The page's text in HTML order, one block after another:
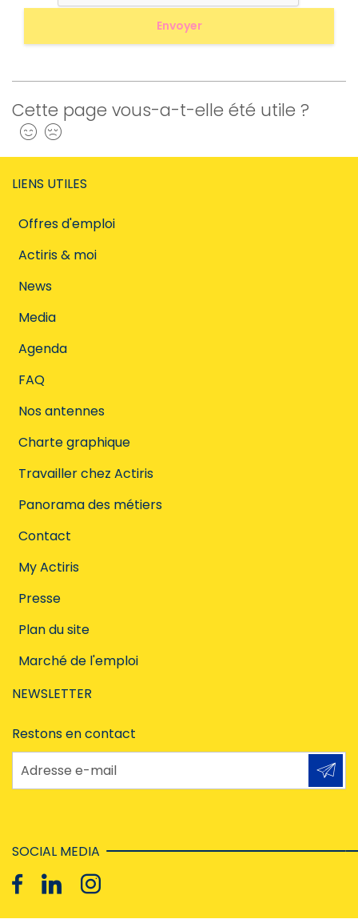
Cette page vous-a-t-elle été utile ?
Oui
LIENS UTILES
Offres d'emploi
Actiris & moi
News
Media
Agenda
FAQ
Nos antennes
Charte graphique
Travailler chez Actiris
Panorama des métiers
Contact
My Actiris
Presse
Plan du site
Marché de l'emploi
NEWSLETTER
Restons en contact
Adresse e-mail
SOCIAL MEDIA